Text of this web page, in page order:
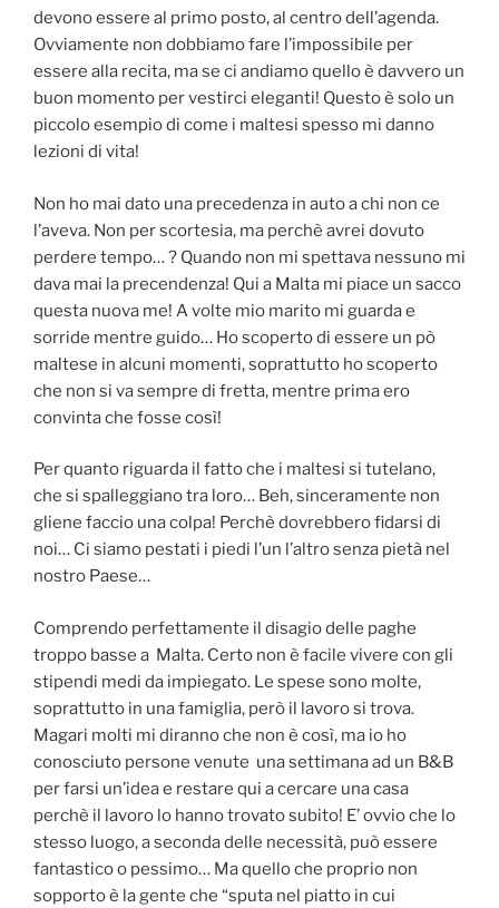
devono essere al primo posto, al centro dell’agenda.
Ovviamente non dobbiamo fare l’impossibile per
essere alla recita, ma se ci andiamo quello è davvero un
buon momento per vestirci eleganti! Questo è solo un
piccolo esempio di come i maltesi spesso mi danno
lezioni di vita!
Non ho mai dato una precedenza in auto a chi non ce
l’aveva. Non per scortesia, ma perchè avrei dovuto
perdere tempo… ? Quando non mi spettava nessuno mi
dava mai la precendenza! Qui a Malta mi piace un sacco
questa nuova me! A volte mio marito mi guarda e
sorride mentre guido… Ho scoperto di essere un pò
maltese in alcuni momenti, soprattutto ho scoperto
che non si va sempre di fretta, mentre prima ero
convinta che fosse così!
Per quanto riguarda il fatto che i maltesi si tutelano,
che si spalleggiano tra loro… Beh, sinceramente non
gliene faccio una colpa! Perchè dovrebbero fidarsi di
noi… Ci siamo pestati i piedi l’un l’altro senza pietà nel
nostro Paese…
Comprendo perfettamente il disagio delle paghe
troppo basse a Malta. Certo non è facile vivere con gli
stipendi medi da impiegato. Le spese sono molte,
soprattutto in una famiglia, però il lavoro si trova.
Magari molti mi diranno che non è così, ma io ho
conosciuto persone venute una settimana ad un B&B
per farsi un’idea e restare qui a cercare una casa
perchè il lavoro lo hanno trovato subito! E’ ovvio che lo
stesso luogo, a seconda delle necessità, può essere
fantastico o pessimo… Ma quello che proprio non
sopporto è la gente che “sputa nel piatto in cui